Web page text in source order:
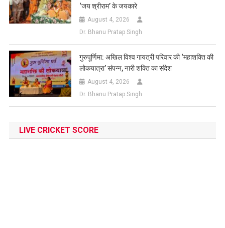
‘जय श्रीराम’ के जयकारे
August 4, 2026
Dr. Bhanu Pratap Singh
गुरुपूर्णिमा: अखिल विश्व गायत्री परिवार की ‘महाशक्ति की
लोकयात्रा’ संपन्न, नारी शक्ति का संदेश
August 4, 2026
Dr. Bhanu Pratap Singh
LIVE CRICKET SCORE